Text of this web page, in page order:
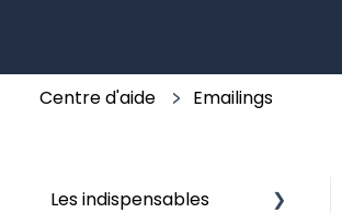
Centre d'aide Emailings
Les indispensables